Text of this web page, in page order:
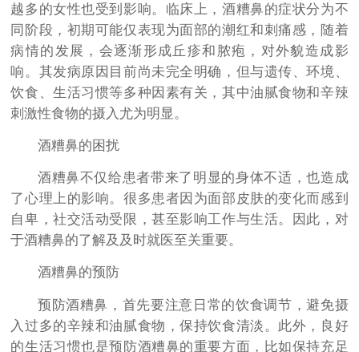
越多的女性也受到影响。临床上，酒糟鼻的症状分为不
同阶段，初期可能仅表现为面部的潮红和刺痛感，随着
病情的发展，会逐渐形成丘疹和脓疱，对外貌造成影
响。其发病原因目前尚未完全明确，但与遗传、环境、
饮食、生活习惯等多种因素有关，其中油腻食物和辛辣
刺激性食物的摄入尤为明显。
酒糟鼻的困扰
酒糟鼻不仅给患者带来了明显的身体不适，也造成
了心理上的影响。很多患者因为面部皮肤的变化而感到
自卑，社交活动受限，甚至影响工作与生活。因此，对
于酒糟鼻的了解及及时就医至关重要。
酒糟鼻的预防
预防酒糟鼻，首先要注意日常的饮食调节，避免摄
入过多的辛辣和油腻食物，保持饮食清淡。此外，良好
的生活习惯也是预防酒糟鼻的重要方面，比如保持充足